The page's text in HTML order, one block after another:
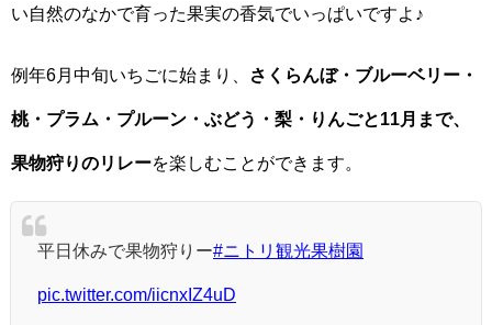
い自然のなかで育った果実の香気でいっぱいですよ♪
例年6月中旬いちごに始まり、 さくらんぼ・ブルーベリー・
桃・プラム・プルーン・ぶどう・梨・りんごと11月まで、
果物狩りのリレーを楽しむことができます。
平日休みで果物狩りー#ニトリ観光果樹園
pic.twitter.com/iicnxIZ4uD